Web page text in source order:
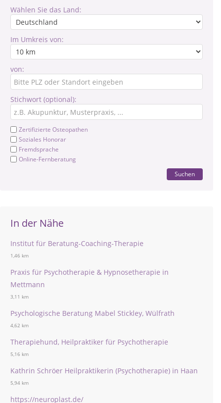
Wählen Sie das Land:
Im Umkreis von:
von:
Stichwort (optional):
Zertifizierte Osteopathen
Soziales Honorar
Fremdsprache
Online-Fernberatung
Suchen
In der Nähe
Institut für Beratung-Coaching-Therapie
1,46 km
Praxis für Psychotherapie & Hypnosetherapie in
Mettmann
3,11 km
Psychologische Beratung Mabel Stickley, Wülfrath
4,62 km
Therapiehund, Heilpraktiker für Psychotherapie
5,16 km
Kathrin Schröer Heilpraktikerin (Psychotherapie) in Haan
5,94 km
https://neuroplast.de/